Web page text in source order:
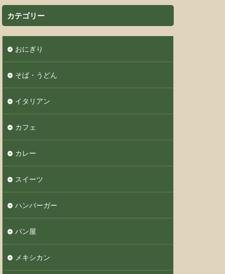
カテゴリー
おにぎり
そば・うどん
イタリアン
カフェ
カレー
スイーツ
ハンバーガー
パン屋
メキシカン